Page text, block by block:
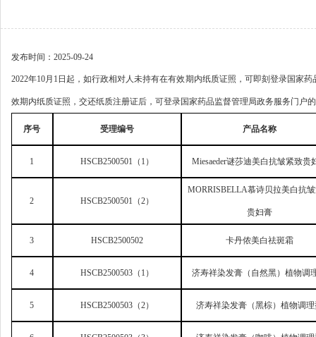
发布时间：2025-09-24
2022年10月1日起，如行政相对人未持有在有效期内纸质证照，可即刻登录国家
效期内纸质证照，交还纸质注册证后，可登录国家药品监督管理局政务服务门户
序号 受理编号 产品名称
1 HSCB2500501 （1） Miesaeder谜莎迪美白抗皱紧致贵
2 HSCB2500501 （2）
MORRISBELLA慕诗贝拉美白抗
贵妇膏
3 HSCB2500502 卡丹侬美白祛斑霜
4 HSCB2500503 （1） 济寿祥染发膏（自然黑）植物调
5 HSCB2500503 （2） 济寿祥染发膏（黑棕）植物调